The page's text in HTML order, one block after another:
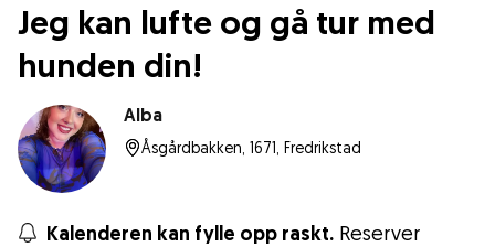
Jeg kan lufte og gå tur med
hunden din!
Alba
Åsgårdbakken, 1671, Fredrikstad
Kalenderen kan fylle opp raskt. Reserver